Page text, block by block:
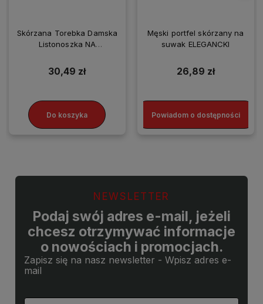
Skórzana Torebka Damska
Listonoszka NA
30,49 zł
Do koszyka
Męski portfel skórzany na
suwak ELEGANCKI
26,89 zł
Powiadom o dostępności
NEWSLETTER
Podaj swój adres e-mail, jeżeli
chcesz otrzymywać informacje
o nowościach i promocjach.
Zapisz się na nasz newsletter - Wpisz adres e-
mail